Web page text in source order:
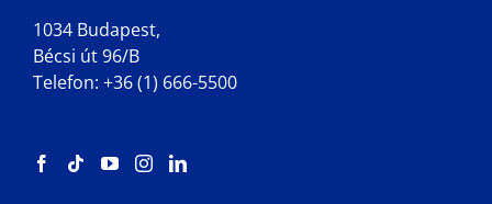
1034 Budapest,
Bécsi út 96/B
Telefon: +36 (1) 666-5500